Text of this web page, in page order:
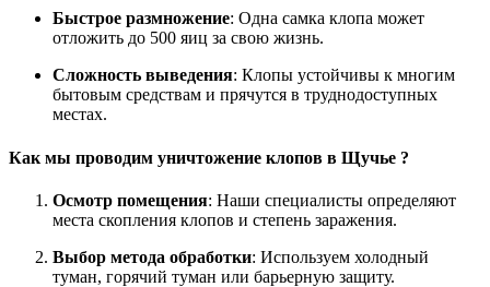
Быстрое размножение: Одна самка клопа может
отложить до 500 яиц за свою жизнь.
Сложность выведения: Клопы устойчивы к многим
бытовым средствам и прячутся в труднодоступных
местах.
Как мы проводим уничтожение клопов в Щучье ?
Осмотр помещения: Наши специалисты определяют
места скопления клопов и степень заражения.
Выбор метода обработки: Используем холодный
туман, горячий туман или барьерную защиту.